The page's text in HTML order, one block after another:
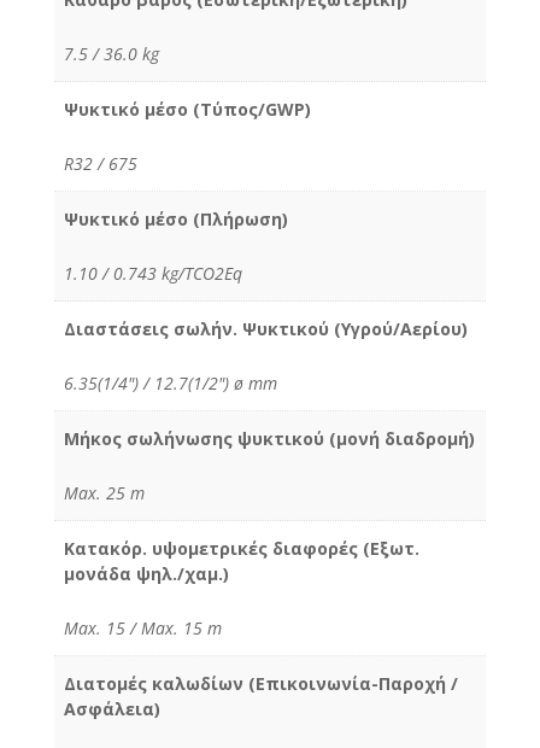
7.5 / 36.0 kg
Ψυκτικό μέσο (Τύπος/GWP)
R32 / 675
Ψυκτικό μέσο (Πλήρωση)
1.10 / 0.743 kg/TCO2Eq
Διαστάσεις σωλήν. Ψυκτικού (Υγρού/Αερίου)
6.35(1/4") / 12.7(1/2") ø mm
Μήκος σωλήνωσης ψυκτικού (μονή διαδρομή)
Max. 25 m
Κατακόρ. υψομετρικές διαφορές (Εξωτ.
μονάδα ψηλ./χαμ.)
Max. 15 / Max. 15 m
Διατομές καλωδίων (Επικοινωνία-Παροχή /
Ασφάλεια)